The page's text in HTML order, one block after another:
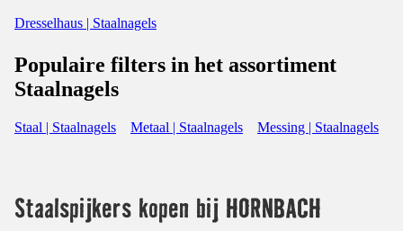
Dresselhaus | Staalnagels
Populaire filters in het assortiment
Staalnagels
Staal | Staalnagels Metaal | Staalnagels Messing | Staalnagels